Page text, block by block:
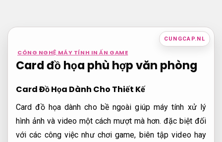
nội
CUNGCAP.NL
CÔNG NGHỆ MÁY TÍNH IN ẤN GAME
Card đồ họa phù hợp văn phòng
Card Đồ Họa Dành Cho Thiết Kế
Card đồ họa dành cho bề ngoài giúp máy tính xử lý
hình ảnh và video một cách mượt mà hơn. đặc biệt đối
với các công việc như chơi game, biên tập video hay